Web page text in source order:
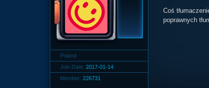
Poland
Join Date: 2017-01-14
Member: 226731
Coś
poprawnych